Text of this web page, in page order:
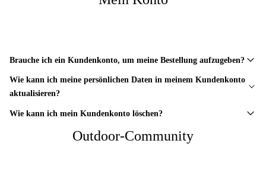
Brauche ich ein Kundenkonto, um meine Bestellung aufzugeben?
Wie kann ich meine persönlichen Daten in meinem Kundenkonto
aktualisieren?
Wie kann ich mein Kundenkonto löschen?
Outdoor-Community